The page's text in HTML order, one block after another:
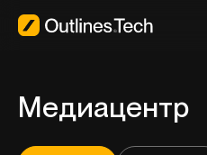
Медиацентр